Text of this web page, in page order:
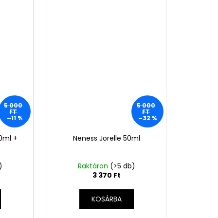
5 000
FT
–11 %
+
5 000
FT
–32 %
Neness Jorelle 50ml
Raktáron (>5 db)
3 370 Ft
KOSÁRBA